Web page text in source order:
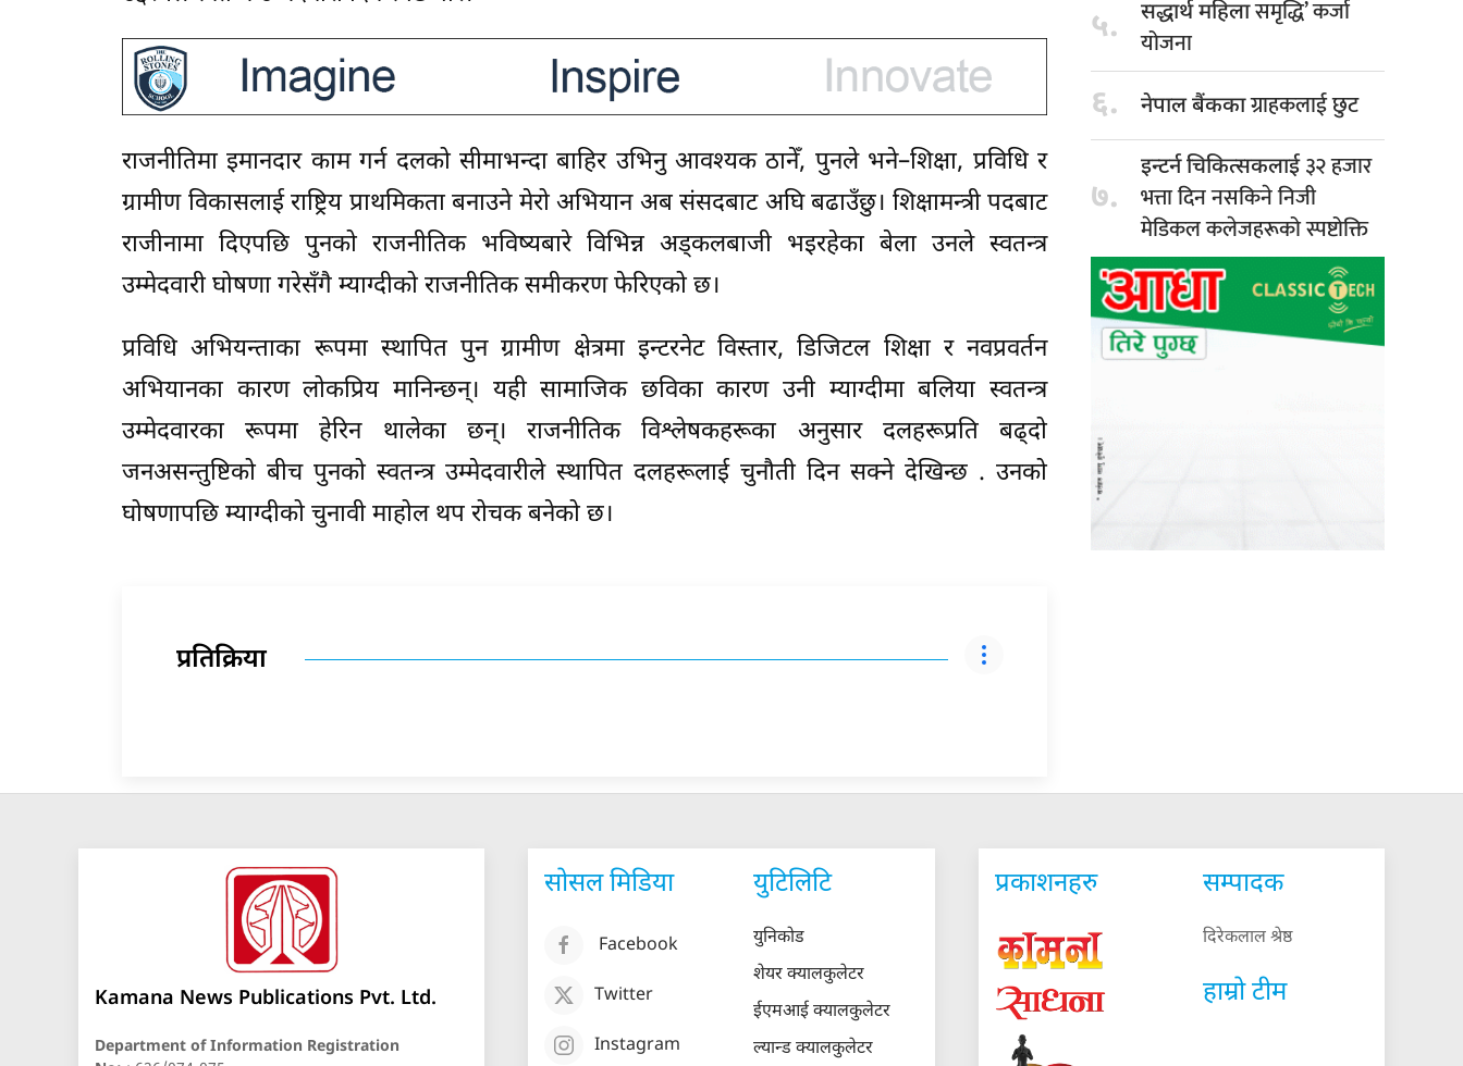
राजनीतिमा इमानदार काम गर्न दलको सीमाभन्दा बाहिर उभिनु आवश्यक ठानेँ, पुनले भने–शिक्षा, प्रविधि र
ग्रामीण विकासलाई राष्ट्रिय प्राथमिकता बनाउने मेरो अभियान अब संसदबाट अघि बढाउँछु। शिक्षामन्त्री पदबाट
राजीनामा दिएपछि पुनको राजनीतिक भविष्यबारे विभिन्न अड्कलबाजी भइरहेका बेला उनले स्वतन्त्र
उम्मेदवारी घोषणा गरेसँगै म्याग्दीको राजनीतिक समीकरण फेरिएको छ।
प्रविधि अभियन्ताका रूपमा स्थापित पुन ग्रामीण क्षेत्रमा इन्टरनेट विस्तार, डिजिटल शिक्षा र नवप्रवर्तन
अभियानका कारण लोकप्रिय मानिन्छन्। यही सामाजिक छविका कारण उनी म्याग्दीमा बलिया स्वतन्त्र
उम्मेदवारका रूपमा हेरिन थालेका छन्। राजनीतिक विश्लेषकहरूका अनुसार दलहरूप्रति बढ्दो
जनअसन्तुष्टिको बीच पुनको स्वतन्त्र उम्मेदवारीले स्थापित दलहरूलाई चुनौती दिन सक्ने देखिन्छ . उनको
घोषणापछि म्याग्दीको चुनावी माहोल थप रोचक बनेको छ।
प्रतिक्रिया
५. सद्धार्थ महिलासमृद्धि’ कर्जा
योजना
६. नेपाल बैंककाग्राहकलाई छुट
७.
इन्टर्न चिकित्सकलाई३२ हजार
भत्ता दिन नसकिने निजी
मेडिकल कलेजहरूको स्पष्टोक्ति
Kamana News Publications Pvt. Ltd.
Department of Information Registration
सोसल मिडिया
Facebook
Twitter
Instagram
युटिलिटि
युनिकोड
शेयर क्यालकुलेटर
ईएमआई क्यालकुलेटर
ल्यान्ड क्यालकुलेटर
प्रकाशनहरु सम्पादक
दिरेकलाल श्रेष्ठ
हाम्रो टीम